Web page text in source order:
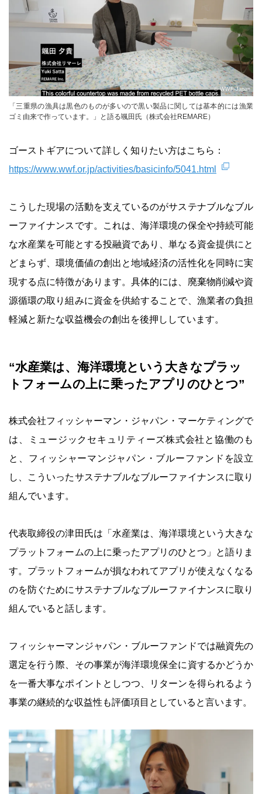
© WWF-Japan
「三重県の漁具は黒色のものが多いので黒い製品に関しては基本的には漁業
ゴミ由来で作っています。」と語る颯田氏（株式会社REMARE）
ゴーストギアについて詳しく知りたい方はこちら：
https://www.wwf.or.jp/activities/basicinfo/5041.html
こうした現場の活動を支えているのがサステナブルなブル
ーファイナンスです。これは、海洋環境の保全や持続可能
な水産業を可能とする投融資であり、単なる資金提供にと
どまらず、環境価値の創出と地域経済の活性化を同時に実
現する点に特徴があります。具体的には、廃棄物削減や資
源循環の取り組みに資金を供給することで、漁業者の負担
軽減と新たな収益機会の創出を後押ししています。
“水産業は、海洋環境という大きなプラッ
トフォームの上に乗ったアプリのひとつ”
株式会社フィッシャーマン・ジャパン・マーケティングで
は、ミュージックセキュリティーズ株式会社と協働のも
と、フィッシャーマンジャパン・ブルーファンドを設立
し、こういったサステナブルなブルーファイナンスに取り
組んでいます。
代表取締役の津田氏は「水産業は、海洋環境という大きな
プラットフォームの上に乗ったアプリのひとつ」と語りま
す。プラットフォームが損なわれてアプリが使えなくなる
のを防ぐためにサステナブルなブルーファイナンスに取り
組んでいると話します。
フィッシャーマンジャパン・ブルーファンドでは融資先の
選定を行う際、その事業が海洋環境保全に資するかどうか
を一番大事なポイントとしつつ、リターンを得られるよう
事業の継続的な収益性も評価項目としていると言います。